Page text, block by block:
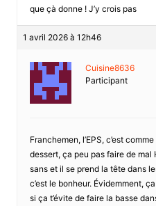
que çà donne ! J’y crois pas
1 avril 2026 à 12h46
Cuisine8636
Participant
Franchemen, l’EPS, c’est
dessert, ça peu pas faire de mal
sans et il se prend la tête dans
c’est le bonheur. Évidemment,
si ça t’évite de faire la basse